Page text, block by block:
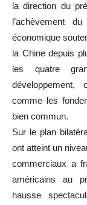
la direction du
l’achèvement
économique
la Chine depuis
les quatre
comme les
bien commun.
Sur le plan
ont atteint un
commerciaux a
américains au
hausse